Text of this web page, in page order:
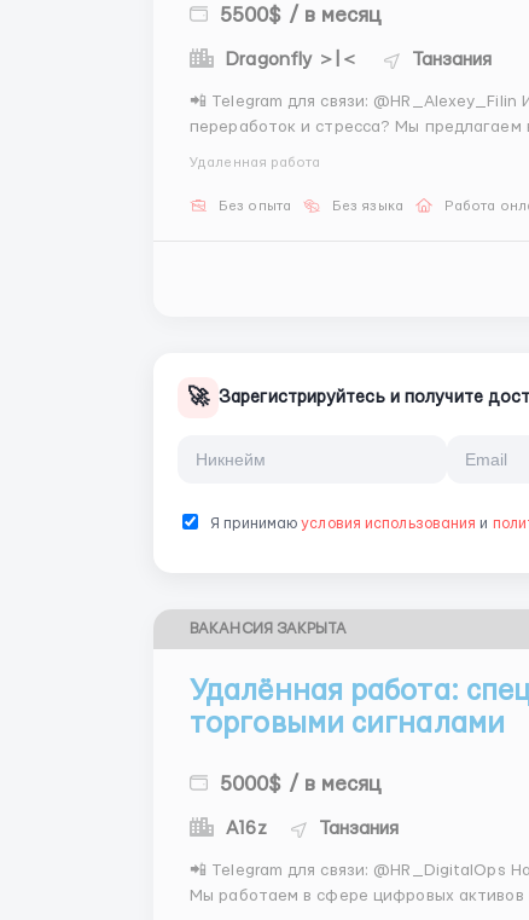
5500$ / в месяц
Dragonfly ＞|＜ Танзания
📲 Telegram для связи: @HR_Alexey_Filin Ищете дополнительный доход, который не требует
переработок и стресса? Мы предлагаем
Удаленная работа
Без опыта Без языка Работа
🚀 Зарегистрируйтесь и получите
Я принимаюусловия использования и
ВАКАНСИЯ ЗАКРЫТА
Удалённая работа:
торговыми сигналами
5000$ / в месяц
A16z Танзания
📲 Telegram для связи: @HR_DigitalOps Наша команда расширяет штат удалённых сотрудников.
Мы работаем в сфере цифровых активов